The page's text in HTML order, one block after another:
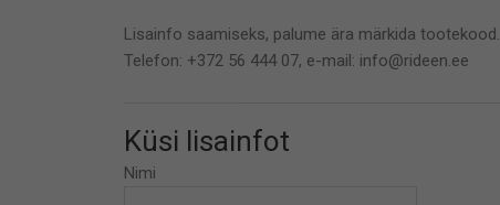
Lisainfo saamiseks, palume ära märkida tootekood.
Telefon: +372 56 444 07, e-mail: info@rideen.ee
Küsi lisainfot
Nimi